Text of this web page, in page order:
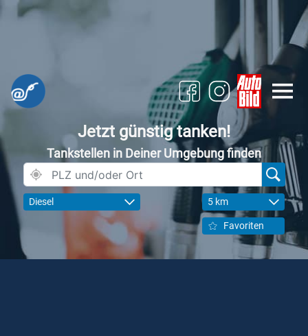
Jetzt günstig tanken!
Tankstellen in Deiner Umgebung finden
Diesel 5 km
Favoriten